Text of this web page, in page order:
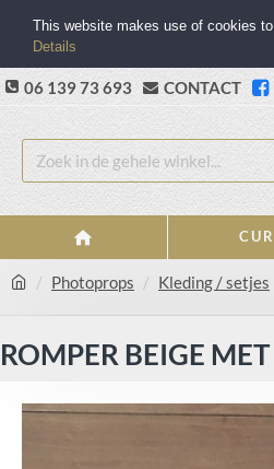
06 139 73 693 CONTACT
Photoprops Kleding / setjes
ROMPER BEIGE
This website makes use of cookies
Details